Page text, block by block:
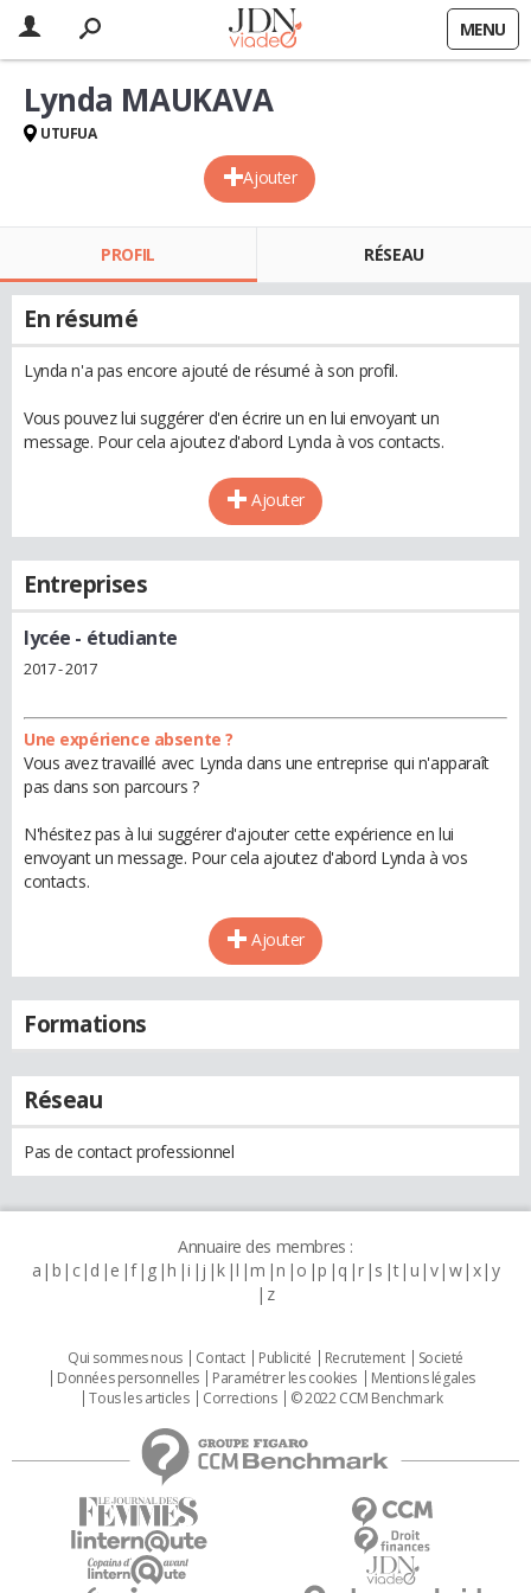
MENU
Ajouter
Lynda MAUKAVA
UTUFUA
PROFIL RÉSEAU
En résumé
Lynda n'a pas encore ajouté de résumé à son profil.
Vous pouvez lui suggérer d'en écrire un en lui envoyant un
message. Pour cela ajoutez d'abord Lynda à vos contacts.
Ajouter
Entreprises
lycée - étudiante
2017 - 2017
Une expérience absente ?
Vous avez travaillé avec Lynda dans une entreprise qui n'apparaît
pas dans son parcours ?
N'hésitez pas à lui suggérer d'ajouter cette expérience en lui
envoyant un message. Pour cela ajoutez d'abord Lynda à vos
contacts.
Ajouter
Formations
Réseau
Pas de contact professionnel
Annuaire des membres :
a b c d e f g h i j k l m n o p q r s t u v w x y
z
Qui sommes nous Contact Publicité Recrutement
Societé
Données personnelles
Paramétrer les cookies
Mentions légales
Tous les articles
Corrections © 2022 CCM Benchmark